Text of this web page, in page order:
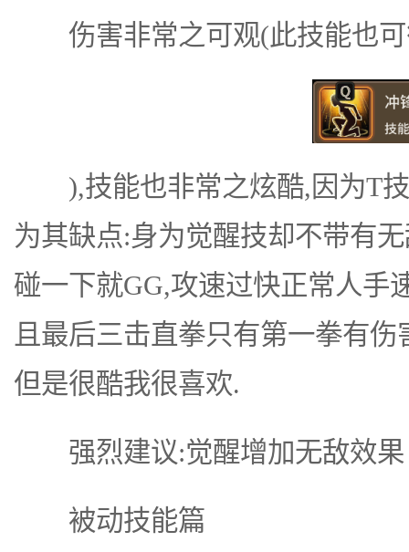
伤害非常之可观(此技能也可
),技能也非常之炫酷,因为T技
为其缺点:身为觉醒技却不带有
碰一下就GG,攻速过快正常人手
且最后三击直拳只有第一拳有
但是很酷我很喜欢.
强烈建议:觉醒增加无敌效果
被动技能篇